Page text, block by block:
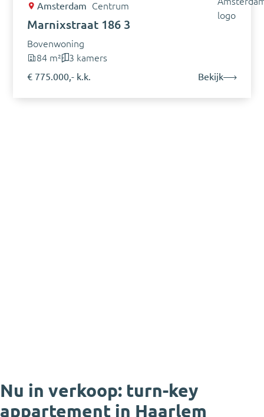
Amsterdam Centrum
Marnixstraat 186 3
Bovenwoning
84 m²
3 kamers
€ 775.000,- k.k.
Bekijk
Nu in verkoop: turn-key
appartement in Haarlem